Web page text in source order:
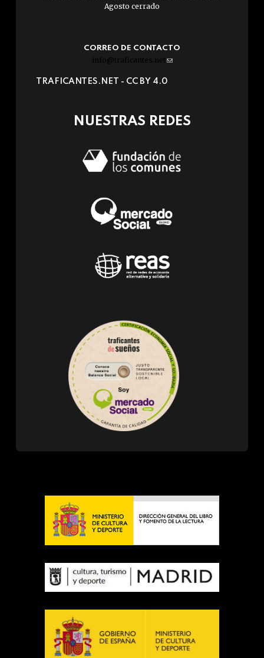
Agosto cerrado
CORREO DE CONTACTO
info@traficantes.net (link
e-
TRAFICANTES.NET - CC BY 4.0
NUESTRAS REDES